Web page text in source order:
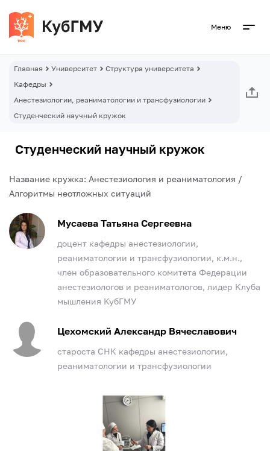
Меню
Главная Университет
Структура университета
Кафедры
Анестезиологии, реаниматологии и трансфузиологии
Студенческий научный кружок
Студенческий научный кружок
Название кружка: Анестезиология и реаниматология /
Алгоритмы неотложных ситуаций
Мусаева Татьяна Сергеевна
доцент кафедры анестезиологии,
реаниматологии и трансфузиологии, к.м.н.,
член образовательного комитета Федерации
анестезиологов и реаниматологов, лидер Клуба
мышления КубГМУ
Цехомский Александр Вячеславович
староста СНК кафедры анестезиологии,
реаниматологии и трансфузиологии